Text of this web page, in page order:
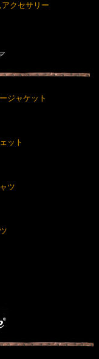
クセサリー
ジャケット
ット
ツ